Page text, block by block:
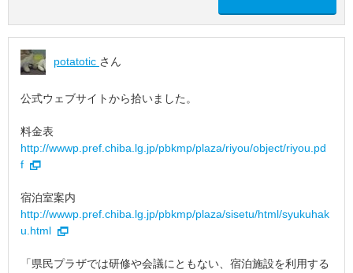
potatotic さん
公式ウェブサイトから拾いました。
料金表
http://wwwp.pref.chiba.lg.jp/pbkmp/plaza/riyou/object/riyou.pd
f
宿泊室案内
http://wwwp.pref.chiba.lg.jp/pbkmp/plaza/sisetu/html/syukuhak
u.html
「県民プラザでは研修や会議にともない、宿泊施設を利用する